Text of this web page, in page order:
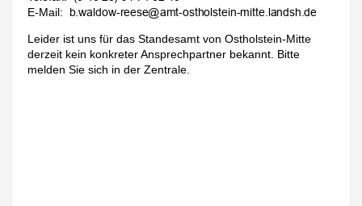
E-Mail:
Leider ist uns für das Standesamt von Ostholstein-Mitte
derzeit kein konkreter Ansprechpartner bekannt. Bitte
melden Sie sich in der Zentrale.